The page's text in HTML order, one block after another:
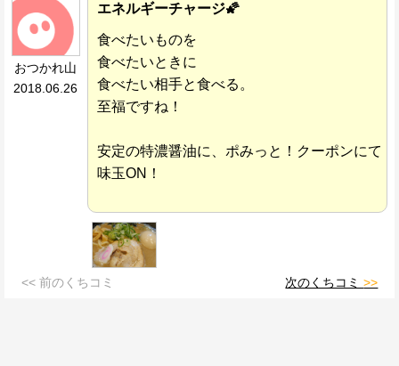
おつかれ山
2018.06.26
エネルギーチャージ🌠
食べたいものを
食べたいときに
食べたい相手と食べる。
至福ですね！
安定の特濃醤油に、ポみっと！クーポンにて
味玉ON！
<< 前のくちコミ 次のくちコミ>>